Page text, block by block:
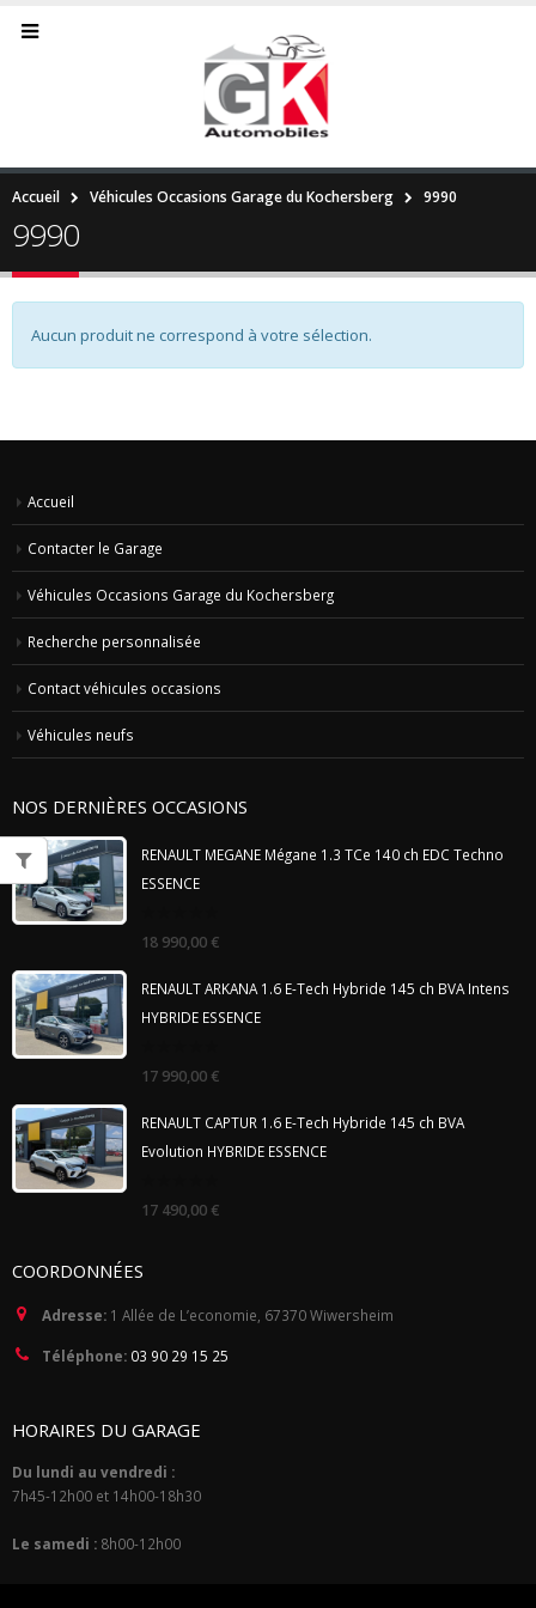
Accueil Véhicules Occasions Garage du Kochersberg 9990
9990
Aucun produit ne correspond à votre sélection.
Accueil
Contacter le Garage
Véhicules Occasions Garage du Kochersberg
Recherche personnalisée
Contact véhicules occasions
Véhicules neufs
NOS DERNIÈRES OCCASIONS
RENAULT MEGANE Mégane 1.3 TCe 140 ch EDC Techno
ESSENCE
out
18 990,00 €
RENAULT ARKANA 1.6 E-Tech Hybride 145 ch BVA Intens
HYBRIDE ESSENCE
out
17 990,00 €
RENAULT CAPTUR 1.6 E-Tech Hybride 145 ch BVA
Evolution HYBRIDE ESSENCE
out
17 490,00 €
COORDONNÉES
Adresse: 1 Allée de L’economie, 67370 Wiwersheim
Téléphone: 03 90 29 15 25
HORAIRES DU GARAGE
Du lundi au vendredi :
7h45-12h00 et 14h00-18h30
Le samedi : 8h00-12h00